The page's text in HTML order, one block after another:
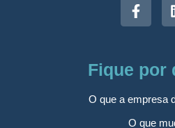
Fique por
O que a empresa
O que